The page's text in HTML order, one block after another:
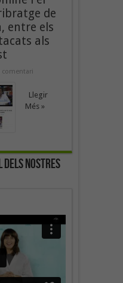
de
entre els
als
comentari
Llegir
Més »
dels nostres